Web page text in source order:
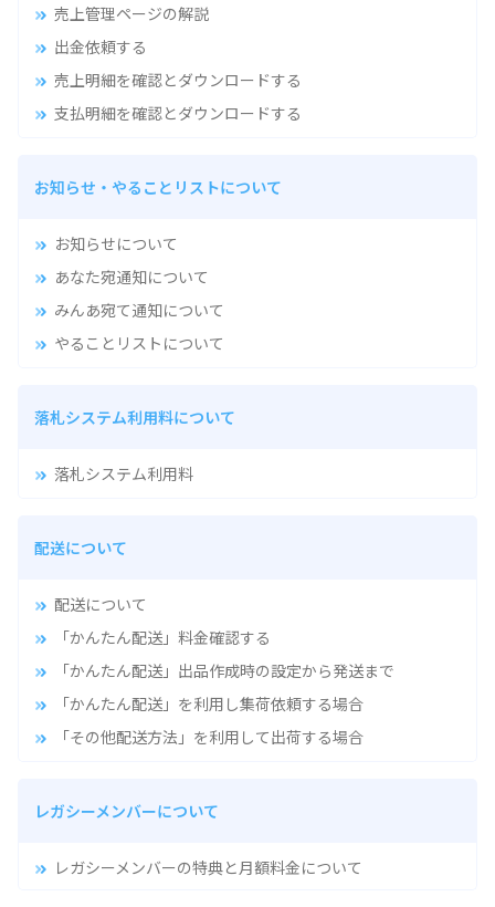
売上管理ページの解説
出金依頼する
売上明細を確認とダウンロードする
支払明細を確認とダウンロードする
お知らせ・やることリストについて
お知らせについて
あなた宛通知について
みんあ宛て通知について
やることリストについて
落札システム利用料について
落札システム利用料
配送について
配送について
「かんたん配送」料金確認する
「かんたん配送」出品作成時の設定から発送まで
「かんたん配送」を利用し集荷依頼する場合
「その他配送方法」を利用して出荷する場合
レガシーメンバーについて
レガシーメンバーの特典と月額料金について